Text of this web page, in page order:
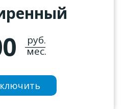
руб.
_____
мес.